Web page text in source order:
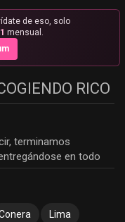
de eso, solo
mensual.
RICO
terminamos
en todo
Lima